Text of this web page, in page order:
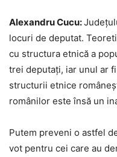
Alexandru Cucu:
locuri de deputat.
cu structura etnică a
trei deputați, iar unul ar
structurii etnice
românilor este însă un
Putem preveni o astfel
vot pentru cei care au